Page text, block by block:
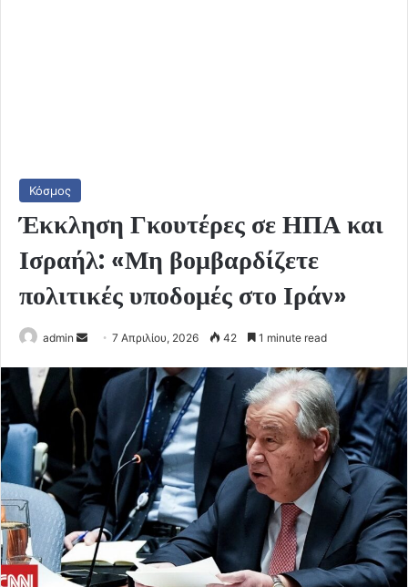
Κόσμος
Έκκληση Γκουτέρες σε ΗΠΑ και
Ισραήλ: «Μη βομβαρδίζετε
πολιτικές υποδομές στο Ιράν»
admin
Send
email
7 Απριλίου, 2026 42 1 minute read